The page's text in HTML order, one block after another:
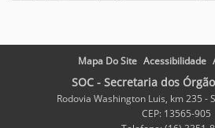
Mapa Do Site Acessibilidade
SOC - Secretaria dos
Rodovia Washington Luis, km 235 -
CEP: 13565-905